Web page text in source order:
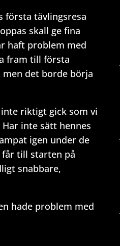
första tävlingsresa
skall ge fina
haft problem med
fram till första
det borde börja
riktigt gick som vi
inte sätt hennes
igen under de
får till starten på
snabbare,
hade problem med